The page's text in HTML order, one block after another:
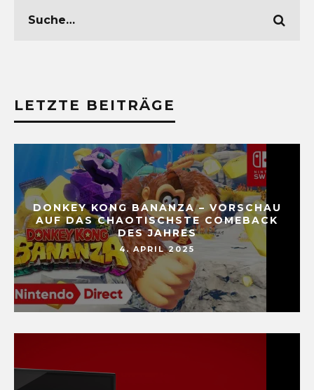
LETZTE BEITRÄGE
DONKEY KONG BANANZA – VORSCHAU
AUF DAS CHAOTISCHSTE COMEBACK
DES JAHRES
4. APRIL 2025